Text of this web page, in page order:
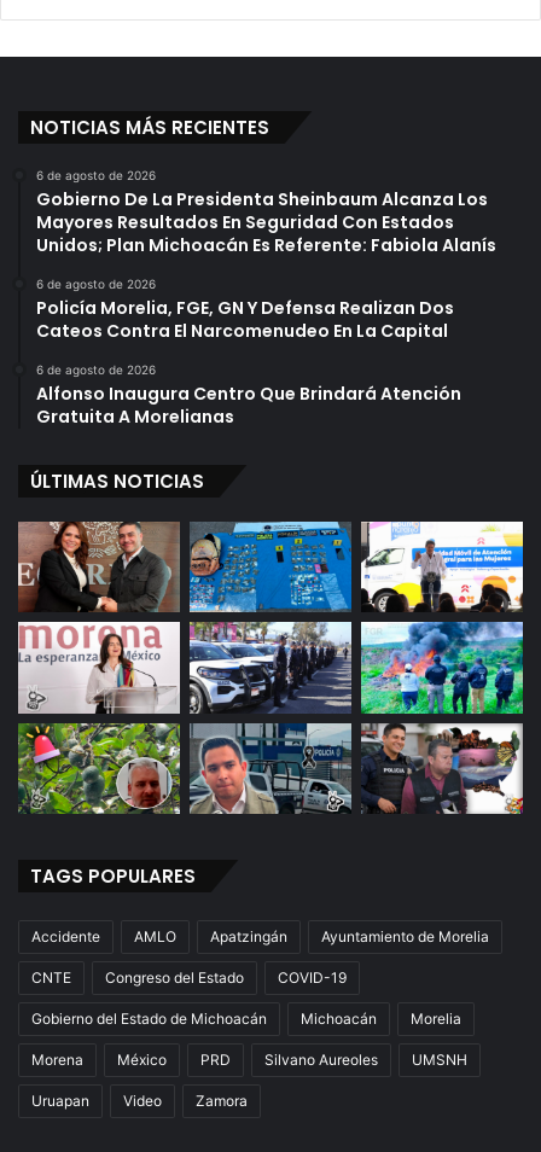
NOTICIAS MÁS RECIENTES
6 de agosto de 2026
Gobierno De La Presidenta Sheinbaum Alcanza Los
Mayores Resultados En Seguridad Con Estados
Unidos; Plan Michoacán Es Referente: Fabiola Alanís
6 de agosto de 2026
Policía Morelia, FGE, GN Y Defensa Realizan Dos
Cateos Contra El Narcomenudeo En La Capital
6 de agosto de 2026
Alfonso Inaugura Centro Que Brindará Atención
Gratuita A Morelianas
ÚLTIMAS NOTICIAS
TAGS POPULARES
Accidente AMLO Apatzingán Ayuntamiento de Morelia
CNTE Congreso del Estado COVID-19
Gobierno del Estado de Michoacán Michoacán Morelia
Morena México PRD Silvano Aureoles UMSNH
Uruapan Video Zamora